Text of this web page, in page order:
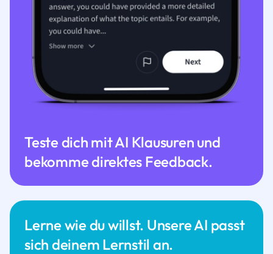
Lerne wie du willst. Unsere AI passt
sich deinem Lernstil an.
Teste dich mit AI Klausuren und
bekomme direktes Feedback.